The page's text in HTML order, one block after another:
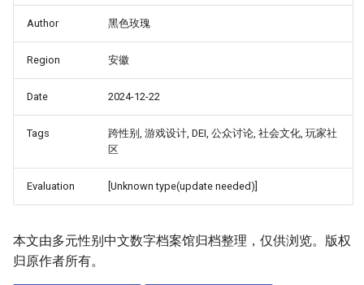
Author 黑色玫瑰
Region 安徽
Date 2024-12-22
Tags
跨性别, 游戏设计, DEI, 公众讨论, 社会文化, 玩家社
区
Evaluation [Unknown type(update needed)]
本文由多元性别中文数字档案馆归档整理，仅供浏览。版权
归原作者所有。